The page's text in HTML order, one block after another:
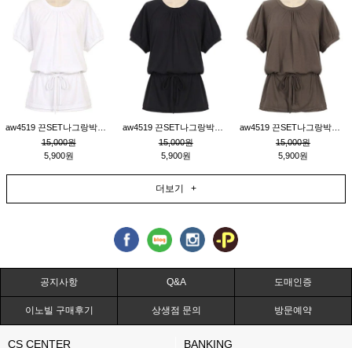
15,000원
5,900원
15,000원
5,900원
15,000원
5,900원
더보기 +
공지사항 Q&A 도매인증
이노빌 구매후기 상생점 문의 방문예약
CS CENTER BANKING